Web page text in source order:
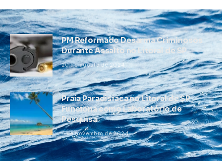
PM Reformado Desarma Criminosos
Durante Assalto no Litoral de SP
20 de agosto de 2024
Praia Paradisíaca no Litoral de SP
Funciona como Laboratório de
Pesquisa
4 de novembro de 2024